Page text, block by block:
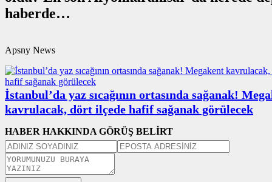
haberde…
Apsny News
İstanbul’da yaz sıcağının ortasında sağanak!
kavrulacak, dört ilçede hafif sağanak görülecek
HABER HAKKINDA GÖRÜŞ BELİRT